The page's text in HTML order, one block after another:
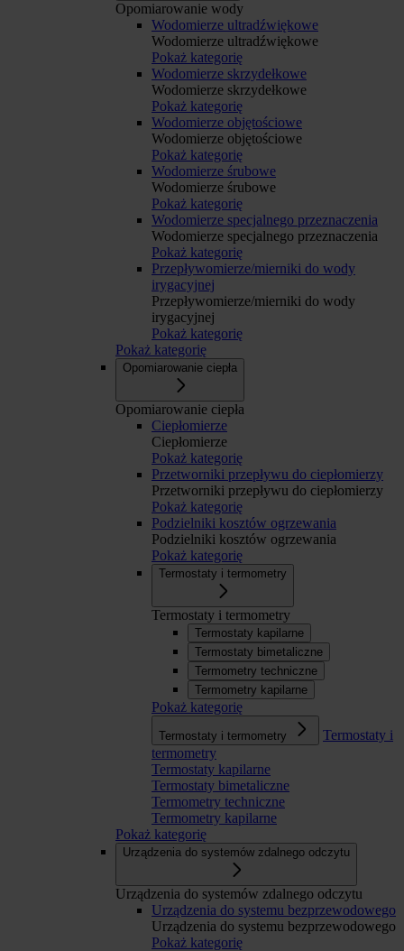
Opomiarowanie wody
Wodomierze ultradźwiękowe
Wodomierze ultradźwiękowe
Pokaż kategorię
Wodomierze skrzydełkowe
Wodomierze skrzydełkowe
Pokaż kategorię
Wodomierze objętościowe
Wodomierze objętościowe
Pokaż kategorię
Wodomierze śrubowe
Wodomierze śrubowe
Pokaż kategorię
Wodomierze specjalnego przeznaczenia
Wodomierze specjalnego przeznaczenia
Pokaż kategorię
Przepływomierze/mierniki do wody
irygacyjnej
Przepływomierze/mierniki do wody
irygacyjnej
Pokaż kategorię
Pokaż kategorię
Opomiarowanie ciepła
Opomiarowanie ciepła
Ciepłomierze
Ciepłomierze
Pokaż kategorię
Przetworniki przepływu do ciepłomierzy
Przetworniki przepływu do ciepłomierzy
Pokaż kategorię
Podzielniki kosztów ogrzewania
Podzielniki kosztów ogrzewania
Pokaż kategorię
Termostaty i termometry
Termostaty i termometry
Termostaty kapilarne
Termostaty bimetaliczne
Termometry techniczne
Termometry kapilarne
Pokaż kategorię
Termostaty i termometry
Termostaty i
termometry
Termostaty kapilarne
Termostaty bimetaliczne
Termometry techniczne
Termometry kapilarne
Pokaż kategorię
Urządzenia do systemów zdalnego odczytu
Urządzenia do systemów zdalnego odczytu
Urządzenia do systemu bezprzewodowego
Urządzenia do systemu bezprzewodowego
Pokaż kategorię